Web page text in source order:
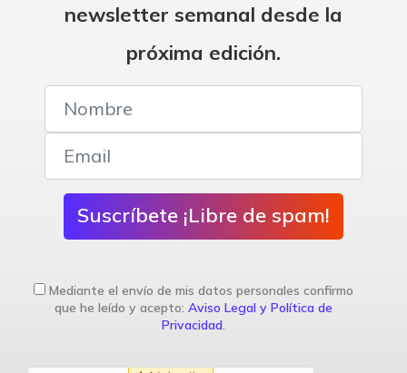
newsletter semanal desde la
próxima edición.
Suscríbete ¡Libre de spam!
Mediante el envío de mis datos personales confirmo
que he leído y acepto: Aviso Legal y Política de
Privacidad